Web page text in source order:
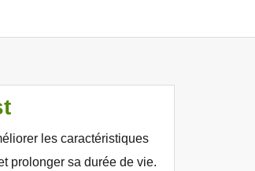
les caractéristiques
prolonger sa durée de vie.